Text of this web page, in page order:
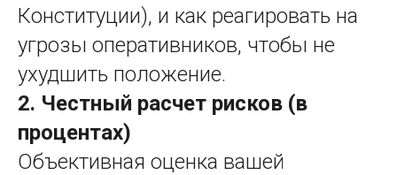
Конституции), и как реагировать на
угрозы оперативников, чтобы не
ухудшить положение.
2. Честный расчет рисков (в
процентах)
Объективная оценка вашей